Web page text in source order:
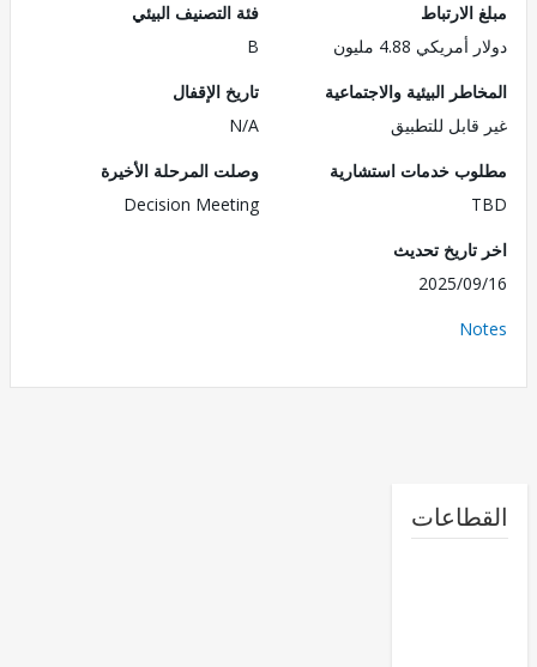
4.88 مليون
فئة التصنيف البيئي
البيئية والاجتماعية
للتطبيق
تاريخ الإقفال
خدمات استشارية
وصلت المرحلة الأخيرة
Decision Meeting
تحديث
2025/